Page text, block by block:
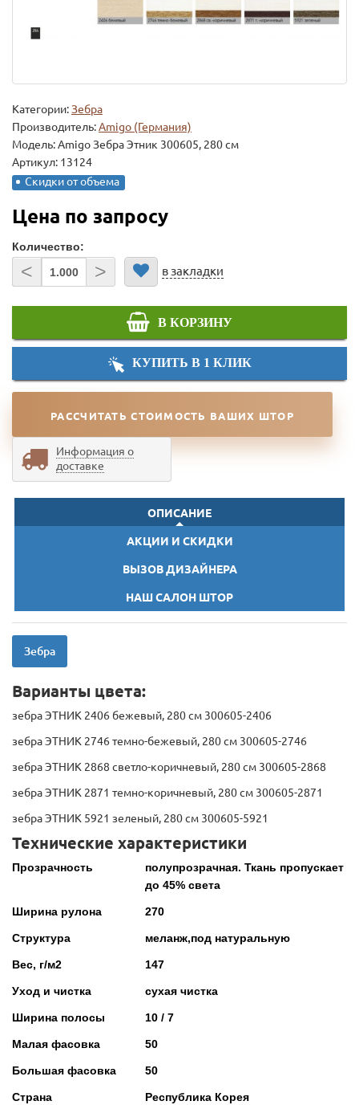
Категории:Зебра
Производитель:Amigo (Германия)
Модель:Amigo Зебра Этник 300605, 280 см
Артикул: 13124
Скидки от объема
Цена по запросу
Количество:
< > в закладки
В КОРЗИНУ
КУПИТЬ В 1 КЛИК
РАССЧИТАТЬ СТОИМОСТЬ ВАШИХ ШТОР
Информация о
доставке
ОПИСАНИЕ
АКЦИИ И СКИДКИ
ВЫЗОВ ДИЗАЙНЕРА
НАШ САЛОН ШТОР
Зебра
Варианты цвета:
зебра ЭТНИК 2406 бежевый, 280 см 300605-2406
зебра ЭТНИК 2746 темно-бежевый, 280 см 300605-2746
зебра ЭТНИК 2868 светло-коричневый, 280 см 300605-2868
зебра ЭТНИК 2871 темно-коричневый, 280 см 300605-2871
зебра ЭТНИК 5921 зеленый, 280 см 300605-5921
Технические характеристики
Прозрачность
полупрозрачная. Ткань пропускает
до 45% света
Ширина рулона 270
Структура меланж,под натуральную
Вес, г/м2 147
Уход и чистка сухая чистка
Ширина полосы 10 / 7
Малая фасовка 50
Большая фасовка 50
Страна
Республика Корея